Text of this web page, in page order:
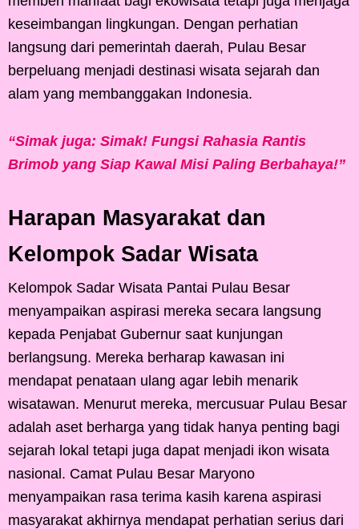
keseimbangan lingkungan. Dengan perhatian
langsung dari pemerintah daerah, Pulau Besar
berpeluang menjadi destinasi wisata sejarah dan
alam yang membanggakan Indonesia.
“Simak juga: Simak! Fungsi Rahasia Rantis
Brimob yang Siap Kawal Misi Paling Berbahaya!”
Harapan Masyarakat dan
Kelompok Sadar Wisata
Kelompok Sadar Wisata Pantai Pulau Besar
menyampaikan aspirasi mereka secara langsung
kepada Penjabat Gubernur saat kunjungan
berlangsung. Mereka berharap kawasan ini
mendapat penataan ulang agar lebih menarik
wisatawan. Menurut mereka, mercusuar Pulau Besar
adalah aset berharga yang tidak hanya penting bagi
sejarah lokal tetapi juga dapat menjadi ikon wisata
nasional. Camat Pulau Besar Maryono
menyampaikan rasa terima kasih karena aspirasi
masyarakat akhirnya mendapat perhatian serius dari